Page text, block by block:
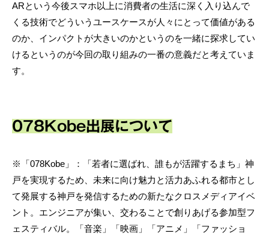
ARという今後スマホ以上に消費者の生活に深く入り込んで
くる技術でどういうユースケースが人々にとって価値がある
のか、インパクトが大きいのかというのを一緒に探求してい
けるというのが今回の取り組みの一番の意義だと考えていま
す。
078Kobe出展について
※「078Kobe」：「若者に選ばれ、誰もが活躍するまち」神
戸を実現するため、未来に向け魅力と活力あふれる都市とし
て発展する神戸を発信するための新たなクロスメディアイベ
ント。エンジニアが集い、交わることで創りあげる参加型フ
ェスティバル。「音楽」「映画」「アニメ」「ファッショ